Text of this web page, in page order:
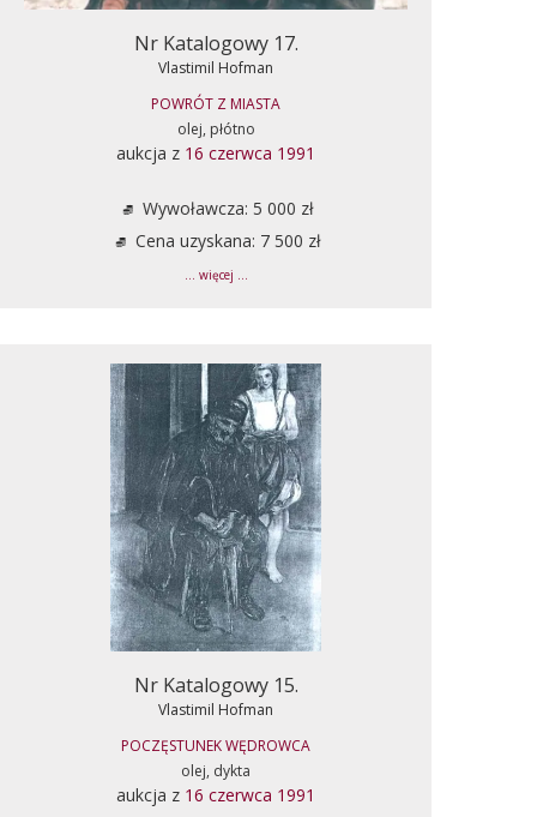
Nr Katalogowy 17.
Vlastimil Hofman
POWRÓT Z MIASTA
olej, płótno
aukcja z 16 czerwca 1991
Wywoławcza: 5 000 zł
Cena uzyskana: 7 500 zł
... więcej ...
Nr Katalogowy 15.
Vlastimil Hofman
POCZĘSTUNEK WĘDROWCA
olej, dykta
aukcja z 16 czerwca 1991